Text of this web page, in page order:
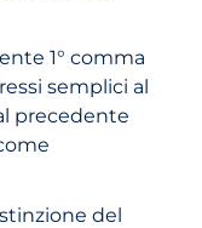
1° comma
semplici al
precedente
del